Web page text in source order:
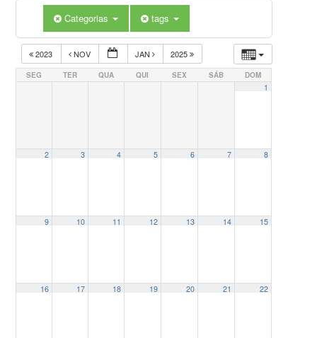
Categorias tags
2023 NOV JAN 2025
SEG TER QUA QUI SEX SÁB DOM
1
2 3 4 5 6 7 8
9 10 11 12 13 14 15
16 17 18 19 20 21 22